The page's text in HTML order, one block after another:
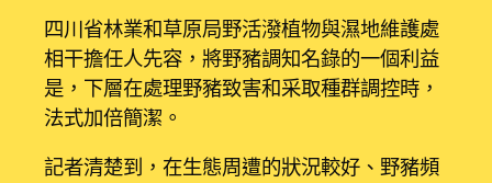
四川省林業和草原局野活潑植物與濕地維護處
相干擔任人先容，將野豬調知名錄的一個利益
是，下層在處理野豬致害和采取種群調控時，
法式加倍簡潔。
記者清楚到，在生態周遭的狀況較好、野豬頻